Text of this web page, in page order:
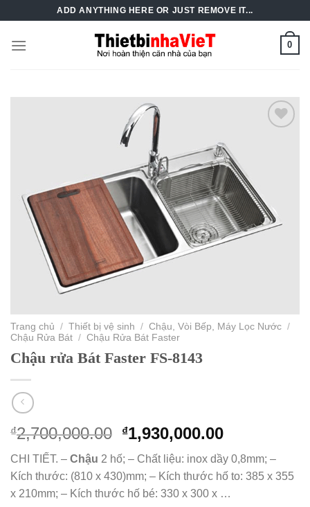
content
ADD ANYTHING HERE OR JUST REMOVE IT...
0
Trang chủ / Thiết bị vệ sinh / Chậu, Vòi Bếp, Máy Lọc Nước /
Chậu Rửa Bát / Chậu Rửa Bát Faster
Chậu rửa Bát Faster FS-8143
₫2,700,000.00 Original
price
was:
₫2,700,000.00.
₫1,930,000.00Current
is:
CHI TIẾT. – Chậu 2 hố; – Chất liệu: inox dầy 0,8mm; –
Kích thước: (810 x 430)mm; – Kích thước hố to: 385 x 355
x 210mm; – Kích thước hố bé: 330 x 300 x …